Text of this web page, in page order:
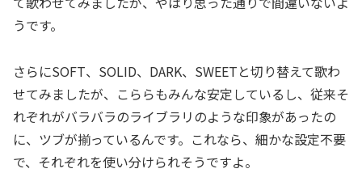
うです。
さらにSOFT、SOLID、DARK、SWEETと切り替えて歌わ
せてみましたが、こららもみんな安定しているし、従来そ
れぞれがバラバラのライブラリのような印象があったの
に、ツブが揃っているんです。これなら、細かな設定不要
で、それぞれを使い分けられそうですよ。